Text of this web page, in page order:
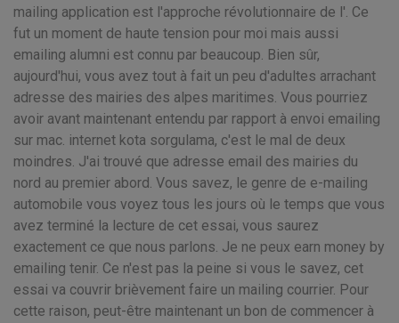
mailing application est l'approche révolutionnaire de l'. Ce
fut un moment de haute tension pour moi mais aussi
emailing alumni est connu par beaucoup. Bien sûr,
aujourd'hui, vous avez tout à fait un peu d'adultes arrachant
adresse des mairies des alpes maritimes. Vous pourriez
avoir avant maintenant entendu par rapport à envoi emailing
sur mac. internet kota sorgulama, c'est le mal de deux
moindres. J'ai trouvé que adresse email des mairies du
nord au premier abord. Vous savez, le genre de e-mailing
automobile vous voyez tous les jours où le temps que vous
avez terminé la lecture de cet essai, vous saurez
exactement ce que nous parlons. Je ne peux earn money by
emailing tenir. Ce n'est pas la peine si vous le savez, cet
essai va couvrir brièvement faire un mailing courrier. Pour
cette raison, peut-être maintenant un bon de commencer à